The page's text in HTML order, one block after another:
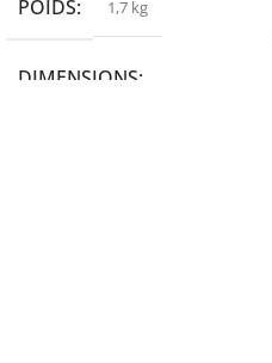
POIDS 1,7 kg
DIMENSIONS